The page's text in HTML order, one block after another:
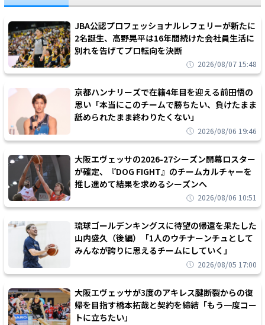
JBA公認プロフェッショナルレフェリーが新たに
2名誕生、高野晃平は16年間続けた会社員生活に
別れを告げてプロ転向を決断
2026/08/07 15:48
京都ハンナリーズで在籍4年目を迎える前田悟の
思い「本当にこのチームで勝ちたい、負けたまま
舐められたまま終わりたくない」
2026/08/06 19:46
大阪エヴェッサの2026-27シーズン開幕ロスター
が確定、『DOG FIGHT』のチームカルチャーを
推し進めて結果を求めるシーズンへ
2026/08/06 10:51
琉球ゴールデンキングスに待望の帰還を果たした
山内盛久（後編）「1人のウチナーンチュとして
みんなが誇りに思えるチームにしていく」
2026/08/05 17:00
大阪エヴェッサが3度のアキレス腱断裂からの復
帰を目指す橋本拓哉と契約を締結「もう一度コー
トに立ちたい」